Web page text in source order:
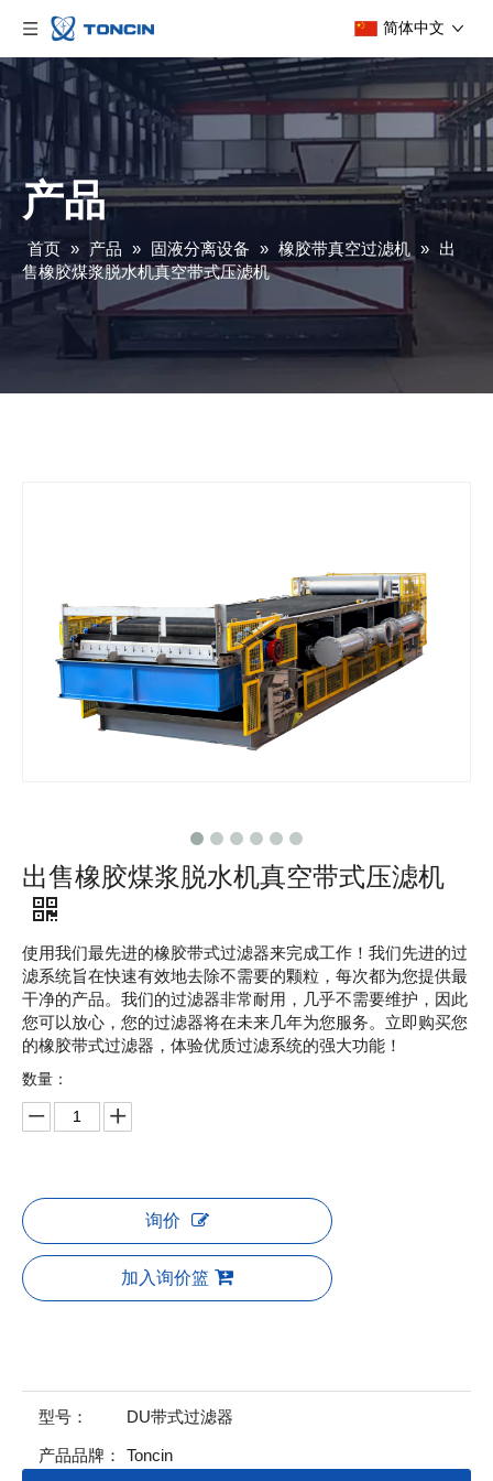
简体中文
产品
首页 » 产品 » 固液分离设备 » 橡胶带真空过滤机 » 出
售橡胶煤浆脱水机真空带式压滤机
出售橡胶煤浆脱水机真空带式压滤机
使用我们最先进的橡胶带式过滤器来完成工作！我们先进的过
滤系统旨在快速有效地去除不需要的颗粒，每次都为您提供最
干净的产品。我们的过滤器非常耐用，几乎不需要维护，因此
您可以放心，您的过滤器将在未来几年为您服务。立即购买您
的橡胶带式过滤器，体验优质过滤系统的强大功能！
数量：
询价
加入询价篮
型号： DU带式过滤器
产品品牌： Toncin